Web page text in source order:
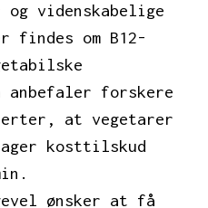
og videnskabelige
findes om B12-
anbefaler forskere
at vegetarer
kosttilskud
ønsker at få